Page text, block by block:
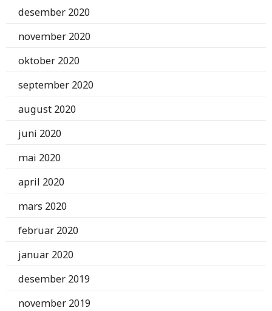
desember 2020
november 2020
oktober 2020
september 2020
august 2020
juni 2020
mai 2020
april 2020
mars 2020
februar 2020
januar 2020
desember 2019
november 2019